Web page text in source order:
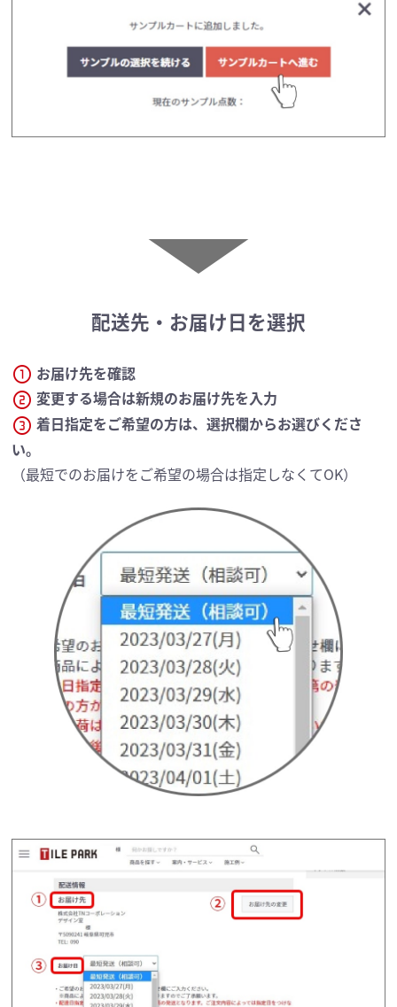
▼
配送先・お届け日を選択
counter_1 お届け先を確認
counter_2 変更する場合は新規のお届け先を入力
counter_3 着日指定をご希望の方は、選択欄からお選びくださ
い。
（最短でのお届けをご希望の場合は指定しなくてOK）